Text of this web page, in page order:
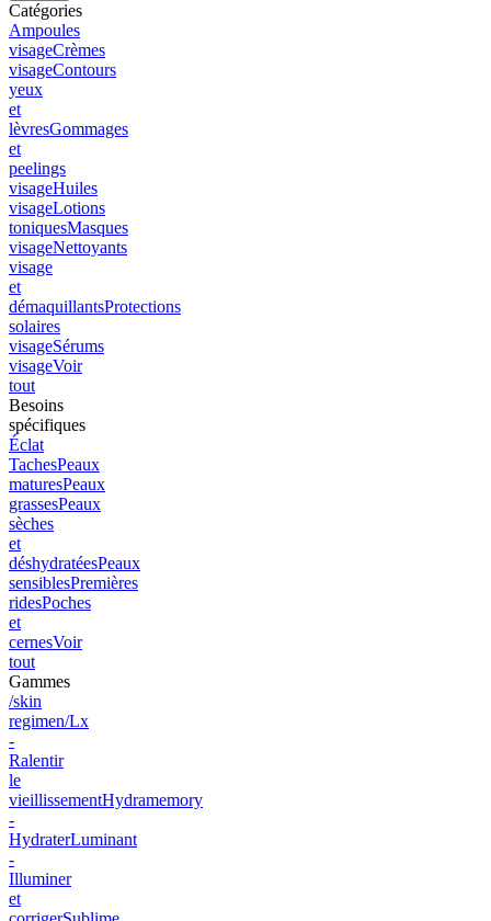
Catégories
Ampoules
visageCrèmes
visageContours
yeux
et
lèvresGommages
et
peelings
visageHuiles
visageLotions
toniquesMasques
visageNettoyants
visage
et
démaquillantsProtections
solaires
visageSérums
visageVoir
tout
Besoins
spécifiques
Éclat
TachesPeaux
maturesPeaux
grassesPeaux
sèches
et
déshydratéesPeaux
sensiblesPremières
ridesPoches
et
cernesVoir
tout
Gammes
/skin
regimen/Lx
-
Ralentir
le
vieillissementHydramemory
-
HydraterLuminant
-
Illuminer
et